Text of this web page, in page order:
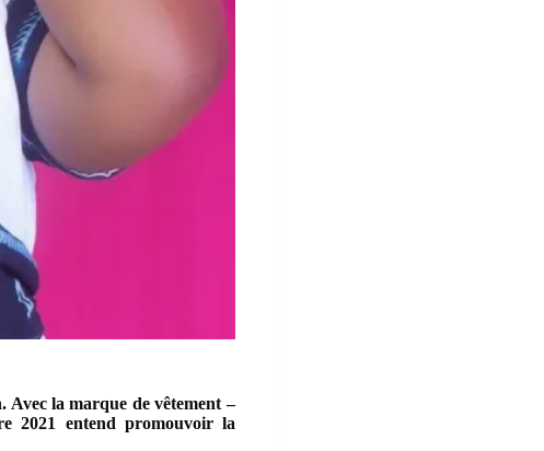
Avec la marque de vêtement –
2021 entend promouvoir la